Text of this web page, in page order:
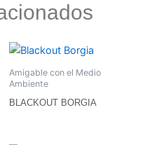
Cloro resistente
100% Impermeable
Cortinas inteligentes
Easy Wave
Amigable con el Medio
Ambiente
BLACKOUT BORGIA